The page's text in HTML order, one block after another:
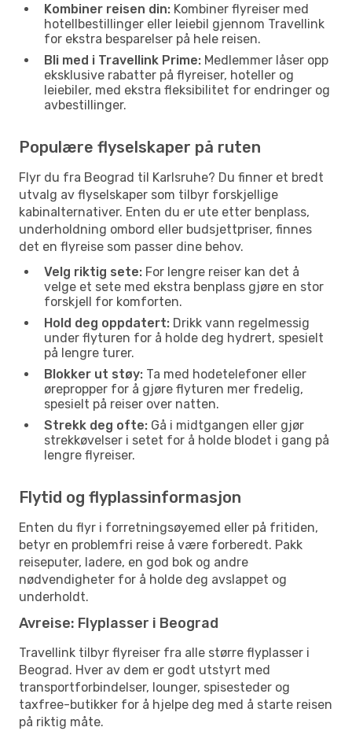
Kombiner reisen din: Kombiner flyreiser med
hotellbestillinger eller leiebil gjennom Travellink
for ekstra besparelser på hele reisen.
Bli med i Travellink Prime: Medlemmer låser opp
eksklusive rabatter på flyreiser, hoteller og
leiebiler, med ekstra fleksibilitet for endringer og
avbestillinger.
Populære flyselskaper på ruten
Flyr du fra Beograd til Karlsruhe? Du finner et bredt
utvalg av flyselskaper som tilbyr forskjellige
kabinalternativer. Enten du er ute etter benplass,
underholdning ombord eller budsjettpriser, finnes
det en flyreise som passer dine behov.
Velg riktig sete: For lengre reiser kan det å
velge et sete med ekstra benplass gjøre en stor
forskjell for komforten.
Hold deg oppdatert: Drikk vann regelmessig
under flyturen for å holde deg hydrert, spesielt
på lengre turer.
Blokker ut støy: Ta med hodetelefoner eller
ørepropper for å gjøre flyturen mer fredelig,
spesielt på reiser over natten.
Strekk deg ofte: Gå i midtgangen eller gjør
strekkøvelser i setet for å holde blodet i gang på
lengre flyreiser.
Flytid og flyplassinformasjon
Enten du flyr i forretningsøyemed eller på fritiden,
betyr en problemfri reise å være forberedt. Pakk
reiseputer, ladere, en god bok og andre
nødvendigheter for å holde deg avslappet og
underholdt.
Avreise: Flyplasser i Beograd
Travellink tilbyr flyreiser fra alle større flyplasser i
Beograd. Hver av dem er godt utstyrt med
transportforbindelser, lounger, spisesteder og
taxfree-butikker for å hjelpe deg med å starte reisen
på riktig måte.